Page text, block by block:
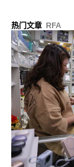
热门文章 RFA